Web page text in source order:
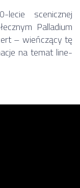
scenicznej
Palladium
– wieńczący tę
na temat line-